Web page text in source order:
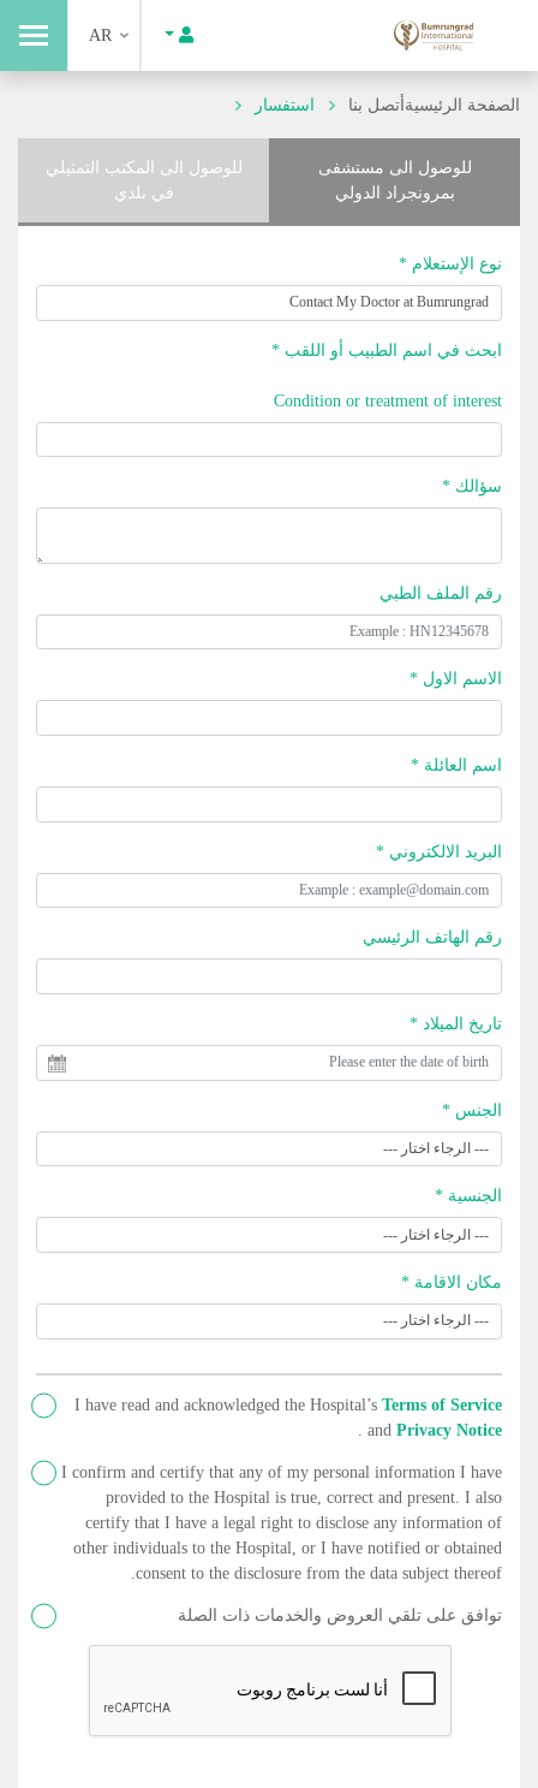
AR
الصفحة الرئيسيةأتصل بنا استفسار
للوصول الى مستشفى
بمرونجراد الدولي
للوصول الى المكتب التمثيلي
في بلدي
نوع الإستعلام *
ابحث في اسم الطبيب أو اللقب *
Condition or treatment of interest
سؤالك *
رقم الملف الطبي
الاسم الاول *
اسم العائلة *
البريد الالكتروني *
رقم الهاتف الرئيسي
تاريخ الميلاد *
الجنس *
الجنسية *
مكان الاقامة *
I have read and acknowledged the Hospital’s Terms of Service
and Privacy Notice
I confirm and certify that any of my personal information I have
provided to the Hospital is true, correct and present. I also
certify that I have a legal right to disclose any information of
other individuals to the Hospital, or I have notified or obtained
consent to the disclosure from the data subject thereof.
توافق على تلقي العروض والخدمات ذات الصلة